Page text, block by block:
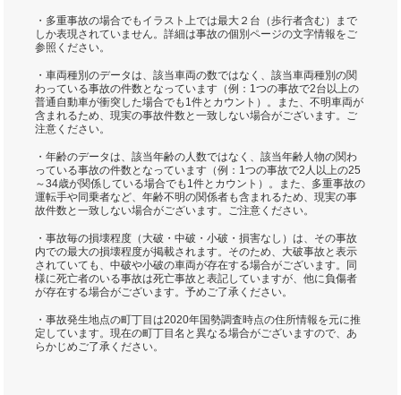
・多重事故の場合でもイラスト上では最大２台（歩行者含む）まで
しか表現されていません。詳細は事故の個別ページの文字情報をご
参照ください。
・車両種別のデータは、該当車両の数ではなく、該当車両種別の関
わっている事故の件数となっています（例：1つの事故で2台以上の
普通自動車が衝突した場合でも1件とカウント）。また、不明車両が
含まれるため、現実の事故件数と一致しない場合がございます。ご
注意ください。
・年齢のデータは、該当年齢の人数ではなく、該当年齢人物の関わ
っている事故の件数となっています（例：1つの事故で2人以上の25
～34歳が関係している場合でも1件とカウント）。また、多重事故の
運転手や同乗者など、年齢不明の関係者も含まれるため、現実の事
故件数と一致しない場合がございます。ご注意ください。
・事故毎の損壊程度（大破・中破・小破・損害なし）は、その事故
内での最大の損壊程度が掲載されます。そのため、大破事故と表示
されていても、中破や小破の車両が存在する場合がございます。同
様に死亡者のいる事故は死亡事故と表記していますが、他に負傷者
が存在する場合がございます。予めご了承ください。
・事故発生地点の町丁目は2020年国勢調査時点の住所情報を元に推
定しています。現在の町丁目名と異なる場合がございますので、あ
らかじめご了承ください。